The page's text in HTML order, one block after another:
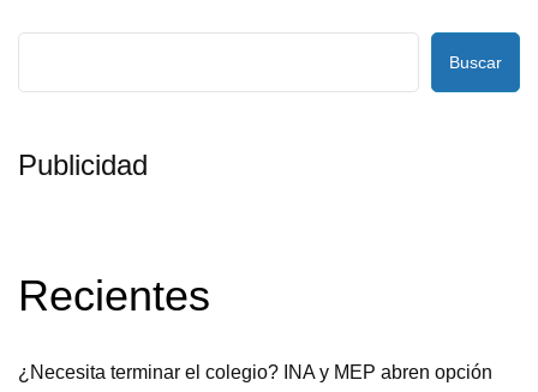
Buscar
Publicidad
Recientes
¿Necesita terminar el colegio? INA y MEP abren opción